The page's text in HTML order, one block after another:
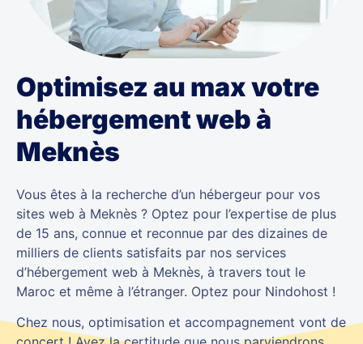
Optimisez au max votre
hébergement web à
Meknès
Vous êtes à la recherche d’un hébergeur pour vos
sites web à Meknès ? Optez pour l’expertise de plus
de 15 ans, connue et reconnue par des dizaines de
milliers de clients satisfaits par nos services
d’hébergement web à Meknès, à travers tout le
Maroc et même à l’étranger. Optez pour Nindohost !
Chez nous, optimisation et accompagnement vont de